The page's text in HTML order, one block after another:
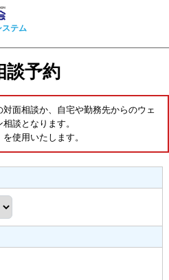
ステム
談予約
面相談か、自宅や勤務先からのウェ
談となります。
使用いたします。